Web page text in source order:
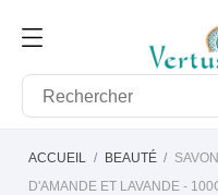
ACCUEIL BEAUTÉ
D'AMANDE ET LAVANDE -